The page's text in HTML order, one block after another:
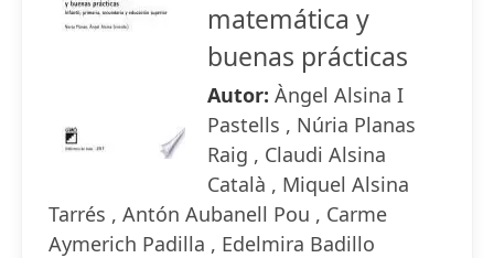
matemática y
buenas prácticas
Autor: Àngel Alsina I
Pastells , Núria Planas
Raig , Claudi Alsina
Català , Miquel Alsina
Tarrés , Antón Aubanell Pou , Carme
Aymerich Padilla , Edelmira Badillo